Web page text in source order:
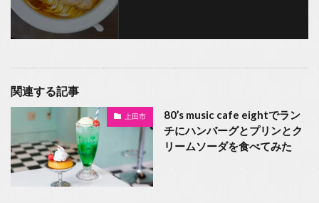
関連する記事
上田市
80’s music cafe eightでラン
チにハンバーグとプリンとク
リームソーダを食べてみた